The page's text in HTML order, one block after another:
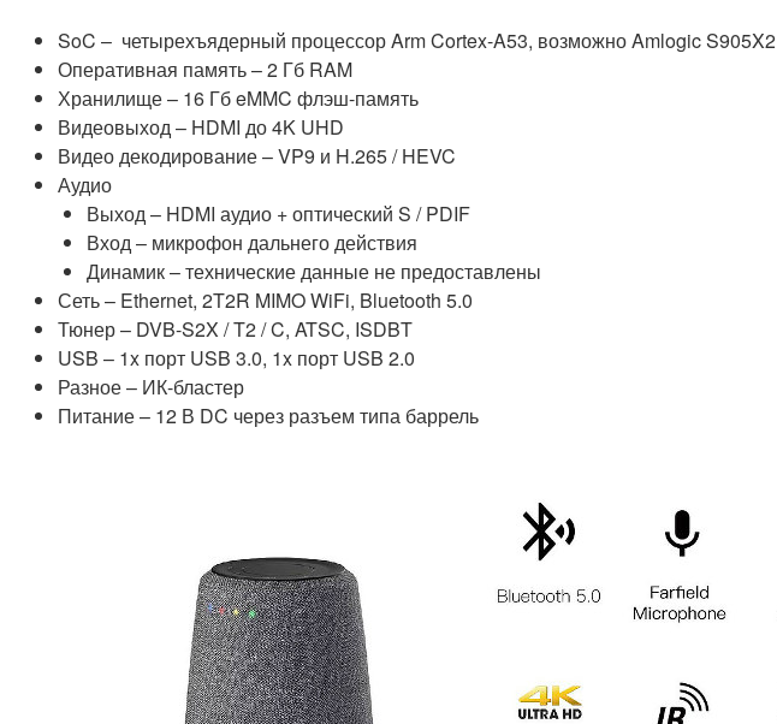
SoC – четырехъядерный процессор Arm Cortex-A53, возможно Amlogic S905X2
Оперативная память – 2 Гб RAM
Хранилище – 16 Гб eMMC флэш-память
Видеовыход – HDMI до 4K UHD
Видео декодирование – VP9 и H.265 / HEVC
Аудио
Выход – HDMI аудио + оптический S / PDIF
Вход – микрофон дальнего действия
Динамик – технические данные не предоставлены
Сеть – Ethernet, 2T2R MIMO WiFi, Bluetooth 5.0
Тюнер – DVB-S2X / T2 / C, ATSC, ISDBT
USB – 1x порт USB 3.0, 1x порт USB 2.0
Разное – ИК-бластер
Питание – 12 В DC через разъем типа баррель